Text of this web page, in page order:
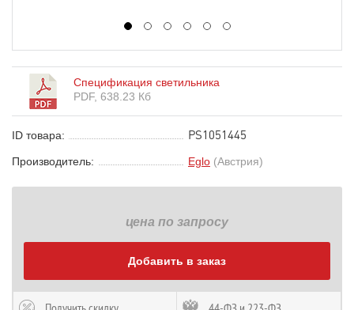
Спецификация светильника
PDF, 638.23 Кб
ID товара: PS1051445
Производитель: Eglo (Австрия)
цена по запросу
Добавить в заказ